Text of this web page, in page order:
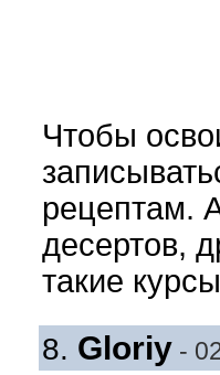
Чтобы
рецептам.
десертов,
такие
8. Gloriy-